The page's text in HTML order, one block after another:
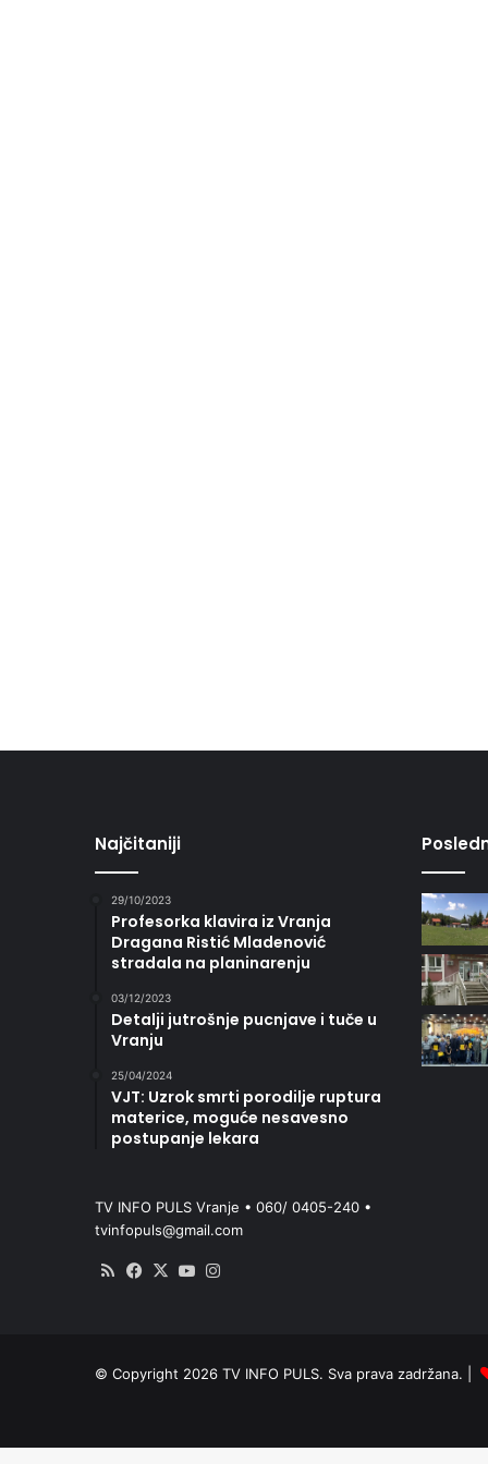
Najčitaniji
29/10/2023
Profesorka klavira iz Vranja
Dragana Ristić Mladenović
stradala na planinarenju
03/12/2023
Detalji jutrošnje pucnjave i tuče u
Vranju
25/04/2024
VJT: Uzrok smrti porodilje ruptura
materice, moguće nesavesno
postupanje lekara
TV INFO PULS Vranje • 060/ 0405-240 •
tvinfopuls@gmail.com
RSS Facebook
X YouTube
© Copyright 2026 TV INFO PULS. Sva prava zadržana. |